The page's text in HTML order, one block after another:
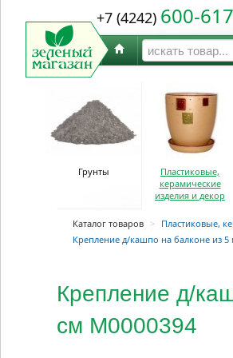
+7 (4242) 600-617
Грунты
Пластиковые,
керамические
изделия и декор
Каталог товаров >
Пластиковые,
Крепление д/кашпо на балконе из
Крепление д/
см М0000394